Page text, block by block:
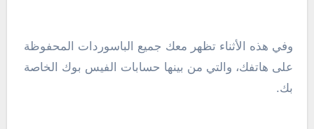
وفي هذه الأثناء تظهر معك جميع الباسوردات المحفوظة
على هاتفك، والتي من بينها حسابات الفيس بوك الخاصة
بك.